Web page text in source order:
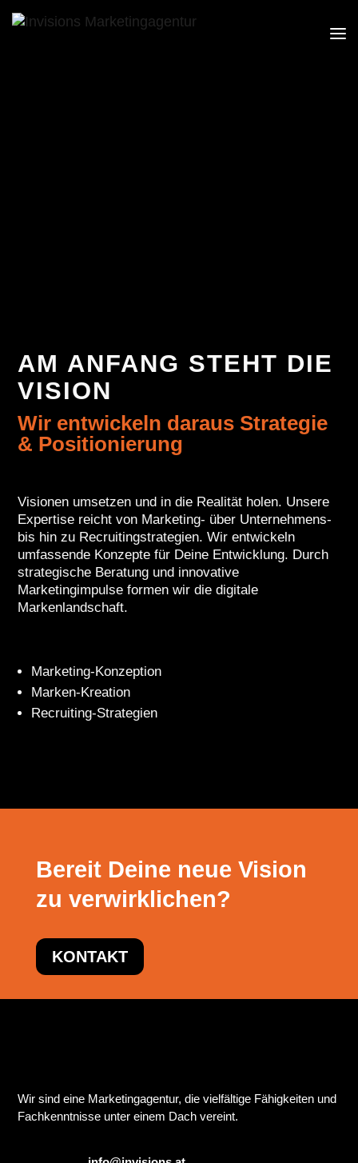
AM ANFANG STEHT DIE
VISION
Wir entwickeln daraus Strategie
& Positionierung
Visionen umsetzen und in die Realität holen. Unsere
Expertise reicht von Marketing- über Unternehmens-
bis hin zu Recruitingstrategien. Wir entwickeln
umfassende Konzepte für Deine Entwicklung. Durch
strategische Beratung und innovative
Marketingimpulse formen wir die digitale
Markenlandschaft.
Marketing-Konzeption
Marken-Kreation
Recruiting-Strategien
Bereit Deine neue Vision
zu verwirklichen?
KONTAKT
Wir sind eine Marketingagentur, die vielfältige Fähigkeiten und
Fachkenntnisse unter einem Dach vereint.